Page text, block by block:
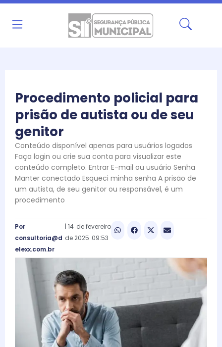
Ir
Procedimento policial para
prisão de autista ou de seu
genitor
Conteúdo disponível apenas para usuários logados
Faça login ou crie sua conta para visualizar este
conteúdo completo. Entrar E-mail ou usuário Senha
Manter conectado Esqueci minha senha A prisão de
um autista, de seu genitor ou responsável, é um
procedimento
Por
consultoria@d
elexx.com.br
| 14 defevereiro
de 2025 09:53